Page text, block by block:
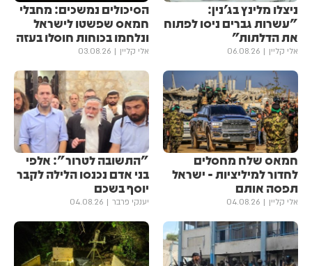
ניצלו מלינץ בג'נין:
"עשרות גברים ניסו לפתוח
את הדלתות"
אלי קליין 06.08.26
הסיכולים נמשכים: מחבלי
חמאס שפשטו לישראל
ונלחמו בכוחות חוסלו בעזה
אלי קליין 03.08.26
חמאס שלח מחסלים
לחדור למיליציות - ישראל
תפסה אותם
אלי קליין 04.08.26
"התשובה לטרור": אלפי
בני אדם נכנסו הלילה לקבר
יוסף בשכם
יענקי פרבר 04.08.26